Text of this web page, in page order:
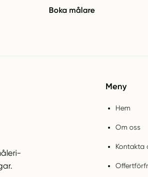
Boka målare
Meny
Hem
Om oss
Kontakta